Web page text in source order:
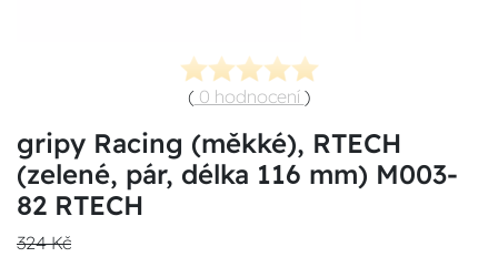
( 0 hodnocení )
gripy Racing (měkké), RTECH
(zelené, pár, délka 116 mm) M003-
82 RTECH
324 Kč